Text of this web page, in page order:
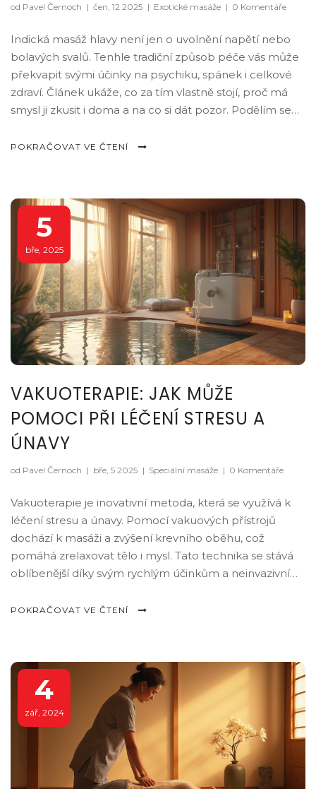
od Pavel Černoch | čen, 12 2025 | Exotické masáže | 0 Komentáře
Indická masáž hlavy není jen o uvolnění napětí nebo
bolavých svalů. Tenhle tradiční způsob péče vás může
překvapit svými účinky na psychiku, spánek i celkové
zdraví. Článek ukáže, co za tím vlastně stojí, proč má
smysl ji zkusit i doma a na co si dát pozor. Podělím se
samozřejmě přidám pár zajímavostí z Indie. Připravte
POKRAČOVAT VE ČTENÍ
5
bře, 2025
VAKUOTERAPIE: JAK MŮŽE
POMOCI PŘI LÉČENÍ STRESU A
ÚNAVY
od Pavel Černoch | bře, 5 2025 | Speciální masáže | 0 Komentáře
Vakuoterapie je inovativní metoda, která se využívá k
léčení stresu a únavy. Pomocí vakuových přístrojů
dochází k masáži a zvýšení krevního oběhu, což
pomáhá zrelaxovat tělo i mysl. Tato technika se stává
oblíbenější díky svým rychlým účinkům a neinvazivní
může být vakuoterapie ideálním řešením. Navíc nabízí
POKRAČOVAT VE ČTENÍ
4
zář, 2024